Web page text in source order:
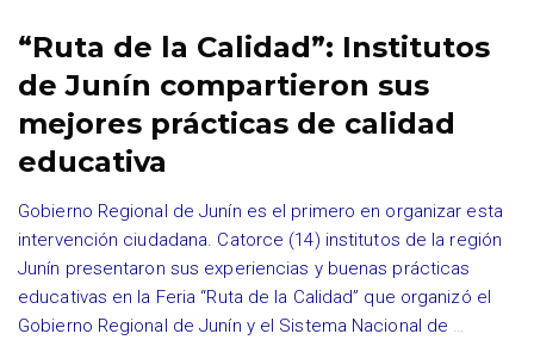
“Ruta de la Calidad”: Institutos
de Junín compartieron sus
mejores prácticas de calidad
educativa
Gobierno Regional de Junín es el primero en organizar esta
intervención ciudadana. Catorce (14) institutos de la región
Junín presentaron sus experiencias y buenas prácticas
educativas en la Feria “Ruta de la Calidad” que organizó el
Gobierno Regional de Junín y el Sistema Nacional de …